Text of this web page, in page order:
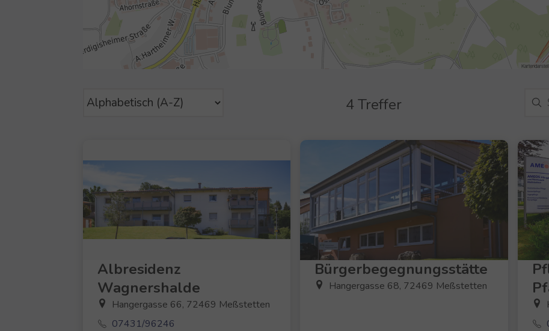
4 Treffer
Albresidenz
Wagnershalde
Hangergasse 66, 72469 Meßstetten
07431/96246
Bürgerbegegnungsstätte
Hangergasse 68, 72469 Meßstetten